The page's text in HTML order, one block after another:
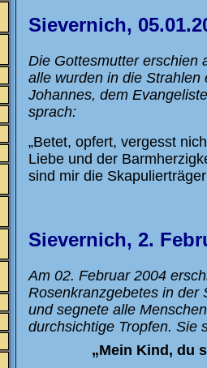
Sievernich,
Die Gottesmutter erschien
alle wurden in die
Johannes, dem
sprach:
„Betet, opfert, vergesst
Liebe und der
sind mir die
Sievernich, 2.
Am 02. Februar 2004
Rosenkranzgebetes in der
und segnete alle
durchsichtige Tropfen. Sie
„Mein Kind, du